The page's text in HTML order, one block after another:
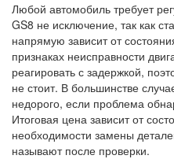
Любой автомобиль требует
GS8 не исключение, так как
напрямую зависит от
признаках неисправности
реагировать с задержкой,
не стоит. В большинстве
недорого, если проблема
Итоговая цена зависит от
необходимости замены
называют после проверки.